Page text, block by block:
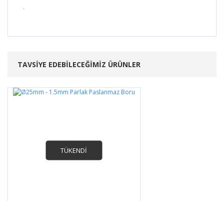
Görüş ve önerileriniz için teşekkür ederiz.
Ürün resmi kalitesiz, bozuk veya görüntülenemiyor.
Bu ürüne benzer farklı alternatifler olmalı.
TAVSİYE EDEBİLECEĞİMİZ ÜRÜNLER
TÜKENDİ